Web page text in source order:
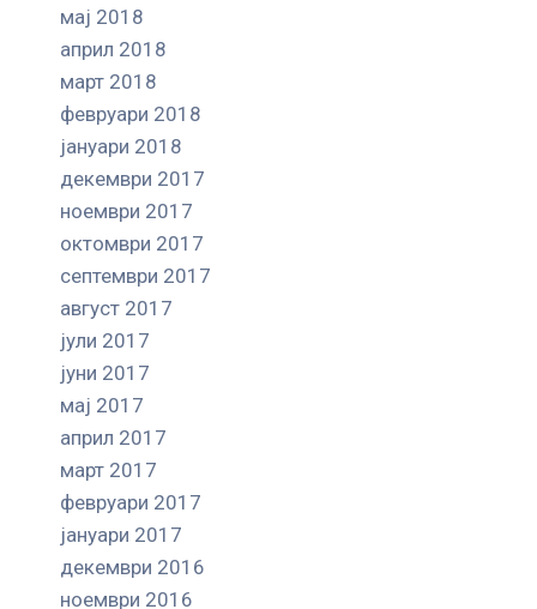
мај 2018
април 2018
март 2018
февруари 2018
јануари 2018
декември 2017
ноември 2017
октомври 2017
септември 2017
август 2017
јули 2017
јуни 2017
мај 2017
април 2017
март 2017
февруари 2017
јануари 2017
декември 2016
ноември 2016